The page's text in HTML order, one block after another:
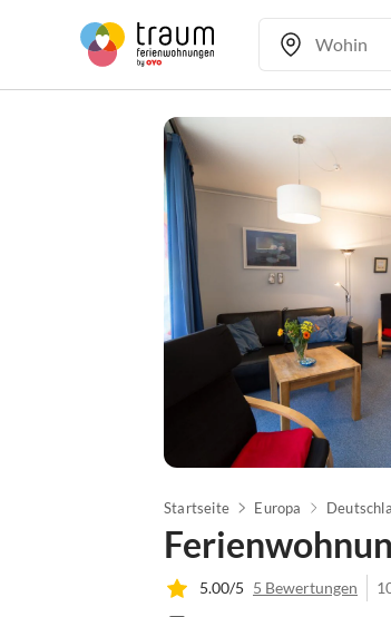
Startseite Europa
5.00/5 5 Bewertungen